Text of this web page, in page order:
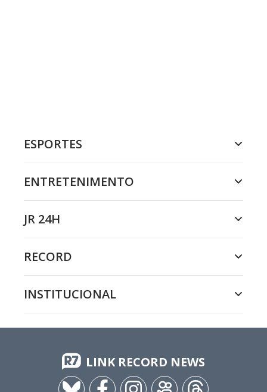
ESPORTES
ENTRETENIMENTO
JR 24H
RECORD
INSTITUCIONAL
LINK RECORD NEWS